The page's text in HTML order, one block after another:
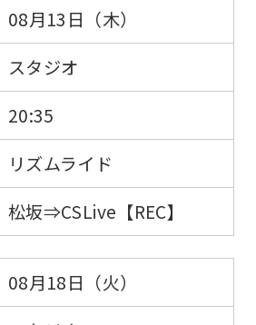
08月13日（木）
スタジオ
20:35
リズムライド
松坂⇒CSLive【REC】
08月18日（火）